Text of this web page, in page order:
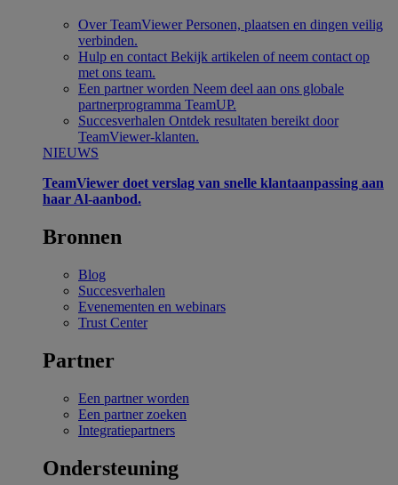
Over TeamViewer Personen, plaatsen en dingen veilig
verbinden.
Hulp en contact Bekijk artikelen of neem contact op
met ons team.
Een partner worden Neem deel aan ons globale
partnerprogramma TeamUP.
Succesverhalen Ontdek resultaten bereikt door
TeamViewer-klanten.
NIEUWS
TeamViewer doet verslag van snelle klantaanpassing aan
haar Al-aanbod.
Bronnen
Blog
Succesverhalen
Evenementen en webinars
Trust Center
Partner
Een partner worden
Een partner zoeken
Integratiepartners
Ondersteuning